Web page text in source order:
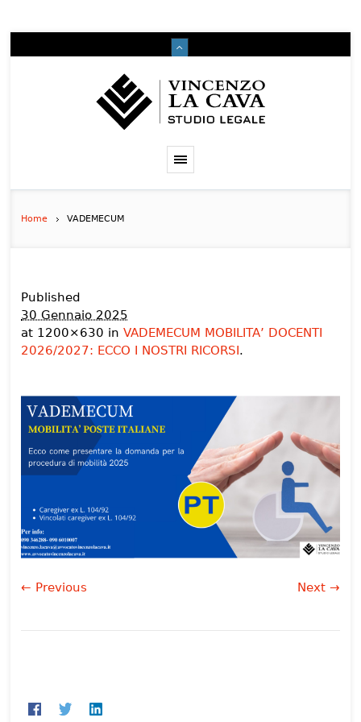
Home VADEMECUM
Published
30 Gennaio 2025
at 1200×630 inVADEMECUM MOBILITA’ DOCENTI
2026/2027: ECCO I NOSTRI RICORSI.
← Previous Next →